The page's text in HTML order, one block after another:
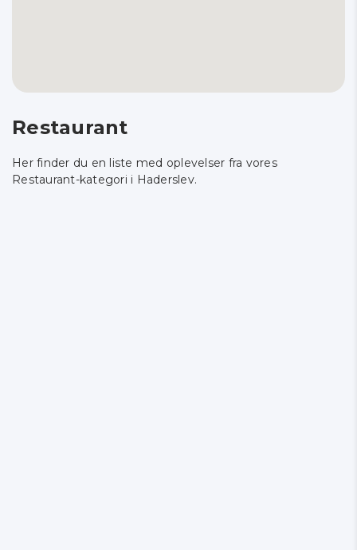
Restaurant
Her finder du en liste med oplevelser fra vores
Restaurant-kategori i Haderslev.